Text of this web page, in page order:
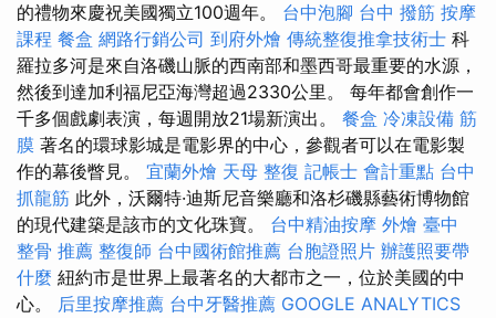
的禮物來慶祝美國獨立100週年。 台中泡腳 台中 撥筋 按摩
課程 餐盒 網路行銷公司 到府外燴 傳統整復推拿技術士 科
羅拉多河是來自洛磯山脈的西南部和墨西哥最重要的水源，
然後到達加利福尼亞海灣超過2330公里。 每年都會創作一
千多個戲劇表演，每週開放21場新演出。 餐盒 冷凍設備 筋
膜 著名的環球影城是電影界的中心，參觀者可以在電影製
作的幕後瞥見。 宜蘭外燴 天母 整復 記帳士 會計重點 台中
抓龍筋 此外，沃爾特·迪斯尼音樂廳和洛杉磯縣藝術博物館
的現代建築是該市的文化珠寶。 台中精油按摩 外燴 臺中
整骨 推薦 整復師 台中國術館推薦 台胞證照片 辦護照要帶
什麼 紐約市是世界上最著名的大都市之一，位於美國的中
心。 后里按摩推薦 台中牙醫推薦 GOOGLE ANALYTICS